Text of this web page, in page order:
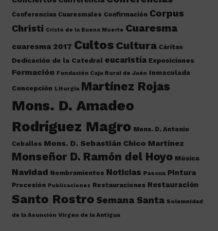
Conferencias Cuaresmales Confirmación Corpus
Christi Cristo de la Buena Muerte Cuaresma
cuaresma 2017 Cultos Cultura Cáritas
Dedicación de la Catedral eucaristía Exposiciones
Formación Fundación Caja Rural de Jaén Inmaculada
Concepción Liturgia Martínez Rojas
Mons. D. Amadeo
Rodríguez Magro Mons. D. Antonio
Ceballos Mons. D. Sebastián Chico Martínez
Monseñor D. Ramón del Hoyo Música
Navidad Nombramientos Noticias Pascua Pintura
Procesión Publicaciones Restauraciones Restauración
Santo Rostro Semana Santa Solemnidad
de la Asunción Virgen de la Antigua